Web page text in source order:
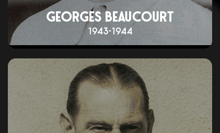
GEORGES BEAUCOURT
1943-1944